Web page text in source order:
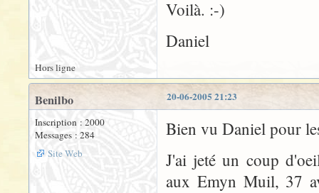
Voilà. :-)
Daniel
Hors ligne
20-06-2005 21:23
Benilbo
Inscription : 2000
Messages : 284
Site Web
Bien vu Daniel pour
J'ai jeté un coup
aux Emyn Muil, 37